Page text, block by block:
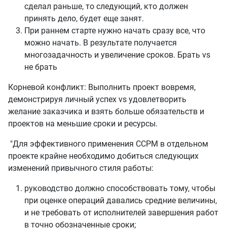
сделал раньше, то следующий, кто должен
принять дело, будет еще занят.
При раннем старте нужно начать сразу все, что
можно начать. В результате получается
многозадачность и увеличение сроков. Брать vs
не брать
Корневой конфликт: Выполнить проект вовремя,
демонстрируя личный успех vs удовлетворить
желание заказчика и взять больше обязательств и
проектов на меньшие сроки и ресурсы.
"Для эффективного применения ССРМ в отдельном
проекте крайне необходимо добиться следующих
изменений привычного стиля работы:
руководство должно способствовать тому, чтобы
при оценке операций давались средние величины,
и не требовать от исполнителей завершения работ
в точно обозначенные сроки;